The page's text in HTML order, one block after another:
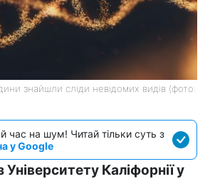
знайшли сліди невідомих видів (фото:
час на шум! Читай тільки суть з
у Google
Каліфорнії у